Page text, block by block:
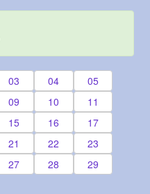
03 04
05
09 10
11
15 16
17
21 22
23
27 28
29